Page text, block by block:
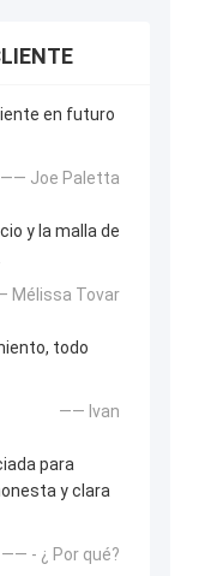
en futuro
—— Joe Paletta
y la malla de
Mélissa Tovar
todo
—— Ivan
para
y clara
—— - ¿ Por qué?